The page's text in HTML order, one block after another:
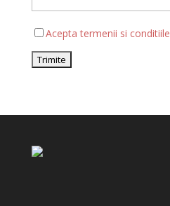
Acepta termenii si conditiile